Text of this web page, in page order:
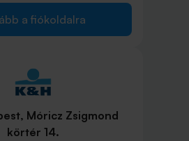
a fiókoldalra
Móricz Zsigmond
körtér 14.